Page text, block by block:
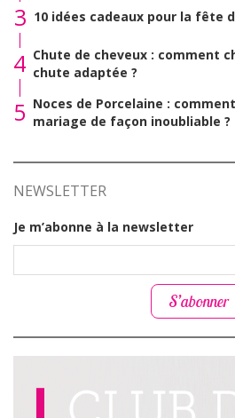
3 10 idées cadeaux pour la fête
4 Chute de cheveux : comment
chute adaptée ?
5 Noces de Porcelaine :
mariage de façon inoubliable ?
NEWSLETTER
Je m’abonne à la newsletter
S’abonner